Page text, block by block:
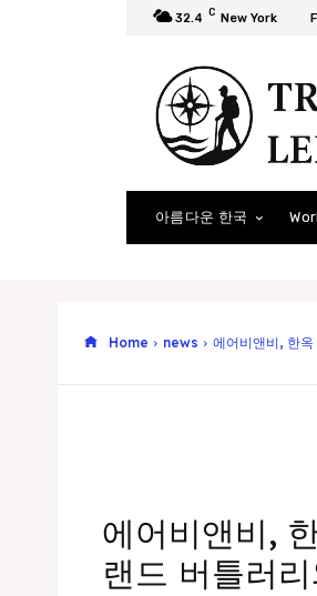
32.4 C New York
아름다운 한국
Home news 에어비앤비, 한
에어비앤비,
랜드 버틀러